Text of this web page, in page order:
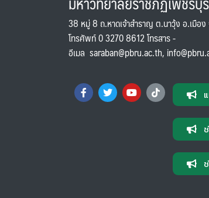
38 หมู่ 8 ถ.หาดเจ้าสำราญ ต.นาวุ้ง อ.เมือ
โทรศัพท์ 0 3270 8612 โทรสาร -
อีเมล saraban@pbru.ac.th,